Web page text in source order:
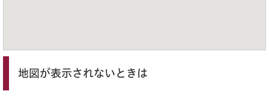
地図が表示されないときは